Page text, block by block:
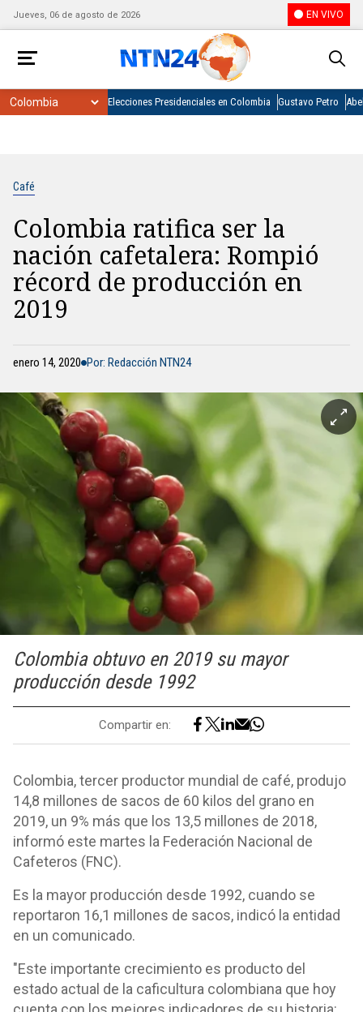
Jueves, 06 de agosto de 2026 EN VIVO
Elecciones Presidenciales en Colombia Gustavo Petro
Café
Colombia ratifica ser la
nación cafetalera: Rompió
récord de producción en
2019
enero 14, 2020 Por: Redacción NTN24
Colombia obtuvo en 2019 su mayor
producción desde 1992
Compartir en:
Colombia, tercer productor mundial de café, produjo
14,8 millones de sacos de 60 kilos del grano en
2019, un 9% más que los 13,5 millones de 2018,
informó este martes la Federación Nacional de
Cafeteros (FNC).
Es la mayor producción desde 1992, cuando se
reportaron 16,1 millones de sacos, indicó la entidad
en un comunicado.
"Este importante crecimiento es producto del
estado actual de la caficultura colombiana que hoy